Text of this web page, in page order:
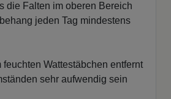
die Falten im oberen Bereich
jeden Tag mindestens
Wattestäbchen entfernt
sehr aufwendig sein